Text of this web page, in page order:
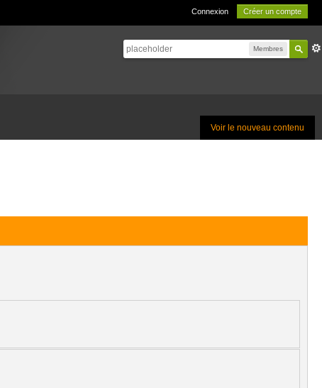
Connexion Créer un compte
Membres
Voir le nouveau contenu